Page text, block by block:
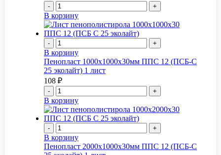
- +
В корзину
- +
В корзину
Пенопласт 1000x1000x30мм ППС 12 (ПСБ-С
25 эколайт) 1 лист
108 ₽
- +
В корзину
- +
В корзину
Пенопласт 2000x1000x30мм ППС 12 (ПСБ-С